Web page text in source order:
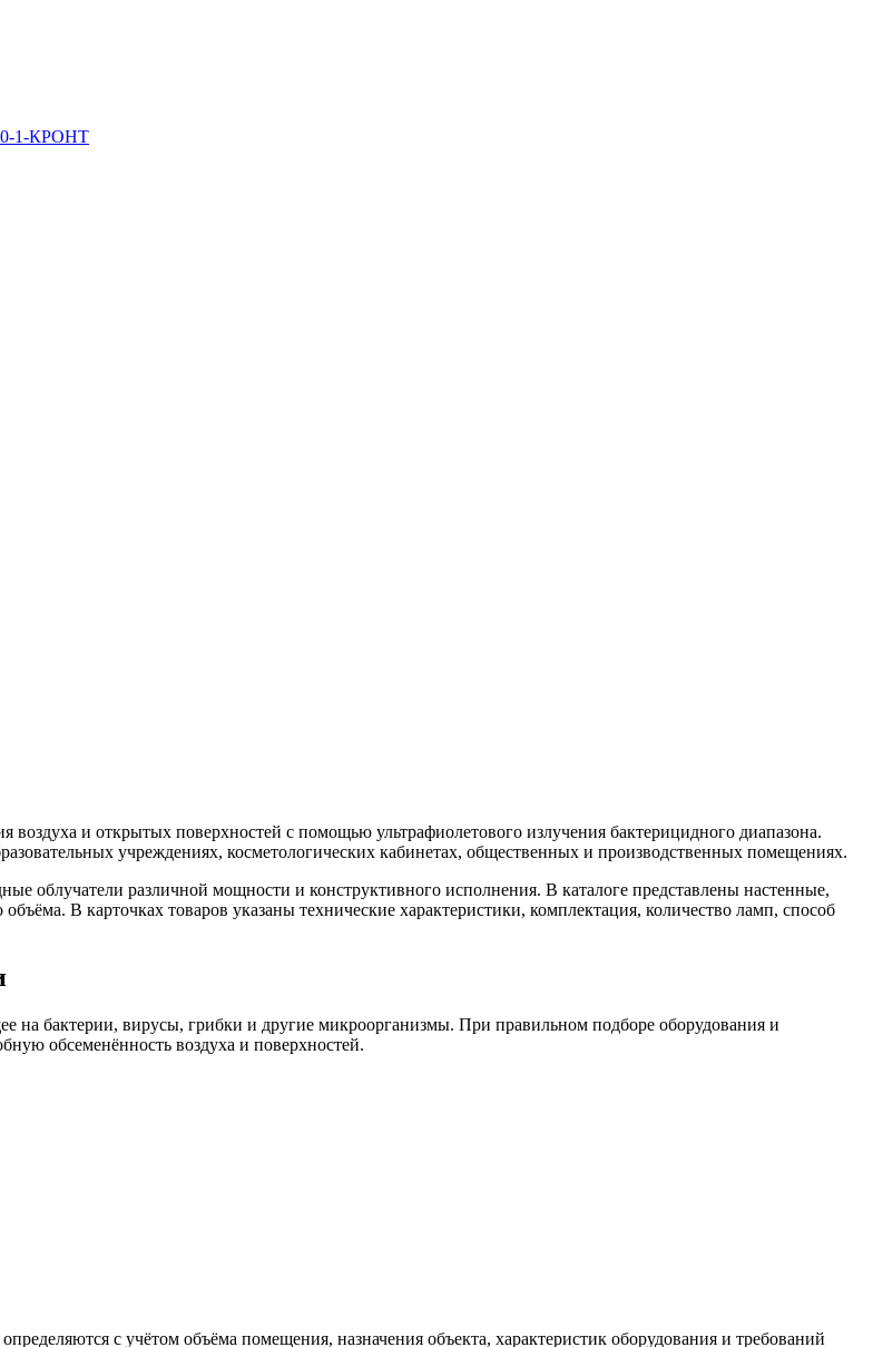
воздуха и открытых поверхностей с помощью ультрафиолетового излучения бактерицидного диапазона.
учреждениях, косметологических кабинетах, общественных и производственных помещениях.
облучатели различной мощности и конструктивного исполнения. В каталоге представлены настенные,
В карточках товаров указаны технические характеристики, комплектация, количество ламп, способ
на бактерии, вирусы, грибки и другие микроорганизмы. При правильном подборе оборудования и
обсеменённость воздуха и поверхностей.
с учётом объёма помещения, назначения объекта, характеристик оборудования и требований